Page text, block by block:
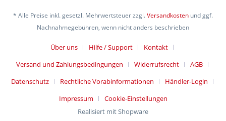
* Alle Preise inkl. gesetzl. Mehrwertsteuer zzgl.Versandkosten und ggf.
Nachnahmegebühren, wenn nicht anders beschrieben
Über uns Hilfe / Support
Kontakt
Versand und Zahlungsbedingungen
Widerrufsrecht
AGB
Datenschutz
Rechtliche Vorabinformationen
Händler-Login
Impressum
Cookie-Einstellungen
Realisiert mit Shopware